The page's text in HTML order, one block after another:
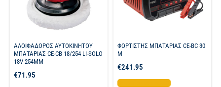
ΑΛΟΙΦΑΔΟΡΟΣ ΑΥΤΟΚΙΝΗΤΟΥ
ΜΠΑΤΑΡΙΑΣ CE-CB 18/254 LI-SOLO
18V 254MM
€71.95
ΦΟΡΤΙΣΤΗΣ ΜΠΑΤΑΡΙΑΣ CE-BC 30
M
€241.95
Προσθήκη στο καλάθι